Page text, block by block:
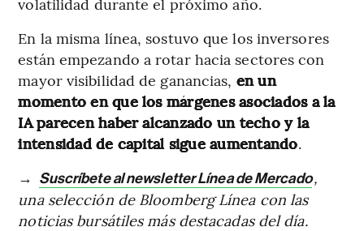
En la misma línea, sostuvo que los inversores
están empezando a rotar hacia sectores con
mayor visibilidad de ganancias, en un
momento en que los márgenes asociados a la
IA parecen haber alcanzado un techo y la
intensidad de capital sigue aumentando.
→ Suscríbete al newsletter Línea de Mercado,
una selección de Bloomberg Línea con las
noticias bursátiles más destacadas del día.